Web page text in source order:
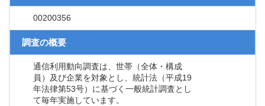
00200356
調査の概要
通信利用動向調査は、世帯（全体・構成
員）及び企業を対象とし、統計法（平成19
年法律第53号）に基づく一般統計調査とし
て毎年実施しています。